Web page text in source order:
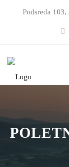
Podsreda 103,